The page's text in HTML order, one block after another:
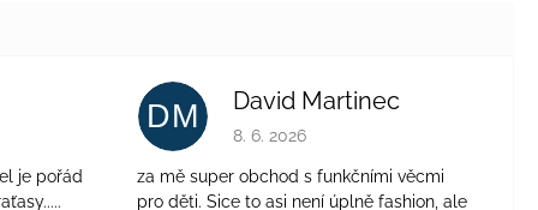
je 4 z 5 hvězdiček.
je pořád
DM David Martinec
Hodnocení obchodu je 5 z 5 hvězdiček.
8. 6. 2026
za mě super obchod s funkčními věcmi
pro děti. Sice to asi není úplně fashion, ale